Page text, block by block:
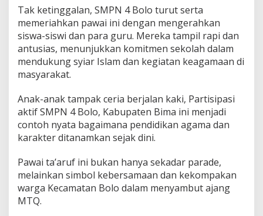
Tak ketinggalan, SMPN 4 Bolo turut serta
memeriahkan pawai ini dengan mengerahkan
siswa-siswi dan para guru. Mereka tampil rapi dan
antusias, menunjukkan komitmen sekolah dalam
mendukung syiar Islam dan kegiatan keagamaan di
masyarakat.
Anak-anak tampak ceria berjalan kaki, Partisipasi
aktif SMPN 4 Bolo, Kabupaten Bima ini menjadi
contoh nyata bagaimana pendidikan agama dan
karakter ditanamkan sejak dini.
Pawai ta’aruf ini bukan hanya sekadar parade,
melainkan simbol kebersamaan dan kekompakan
warga Kecamatan Bolo dalam menyambut ajang
MTQ.